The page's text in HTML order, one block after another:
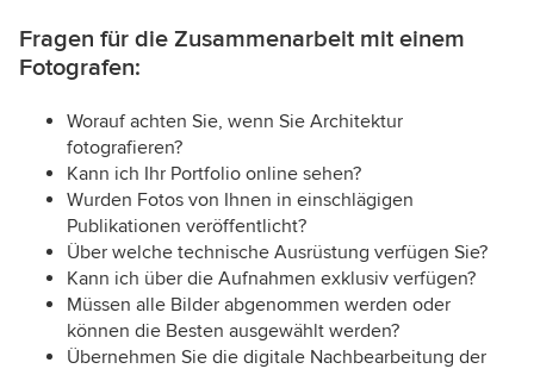
Fragen für die Zusammenarbeit mit einem
Fotografen:
Worauf achten Sie, wenn Sie Architektur
fotografieren?
Kann ich Ihr Portfolio online sehen?
Wurden Fotos von Ihnen in einschlägigen
Publikationen veröffentlicht?
Über welche technische Ausrüstung verfügen Sie?
Kann ich über die Aufnahmen exklusiv verfügen?
Müssen alle Bilder abgenommen werden oder
können die Besten ausgewählt werden?
Übernehmen Sie die digitale Nachbearbeitung der